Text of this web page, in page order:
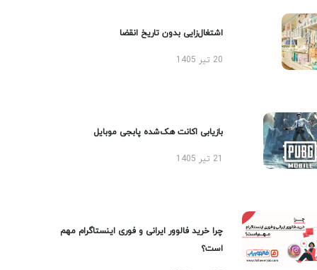
اشتغال‌زایی بدون تاریخ انقضا
20 تیر 1405
بازیابی اکانت هک‌شده پابجی موبایل
چرا خرید فالوور ایرانی و فوری اینستاگرام مهم
است؟